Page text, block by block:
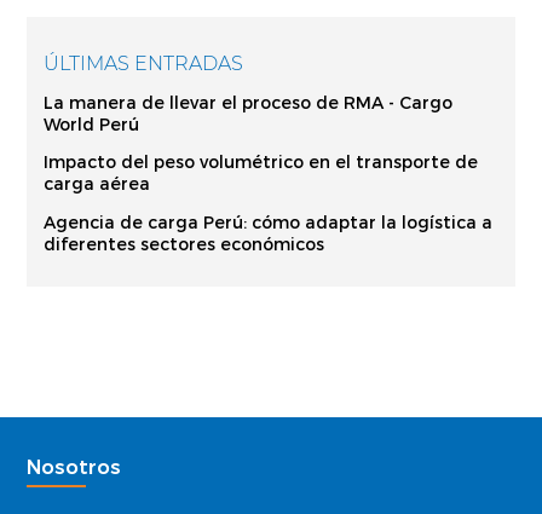
ÚLTIMAS ENTRADAS
La manera de llevar el proceso de RMA - Cargo
World Perú
Impacto del peso volumétrico en el transporte de
carga aérea
Agencia de carga Perú: cómo adaptar la logística a
diferentes sectores económicos
Nosotros